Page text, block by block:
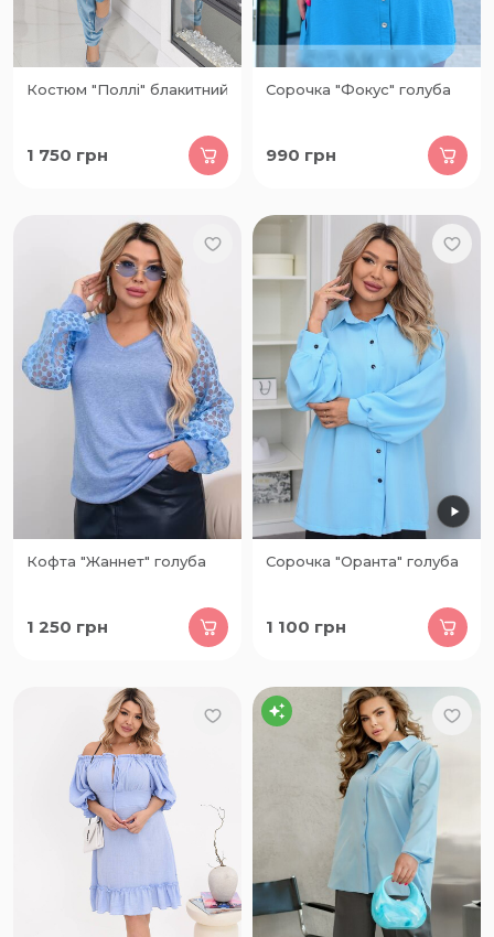
Костюм "Поллі" блакитний
1 750 грн
Сорочка "Фокус" голуба
990 грн
Кофта "Жаннет" голуба
1 250 грн
Сорочка "Оранта" голуба
1 100 грн